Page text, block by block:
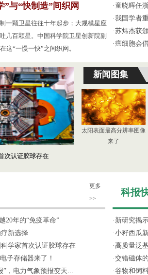
”与“快制造”间织网
一颗卫星往往十年起步；大规模星座
几百颗星。中国科学院卫星创新院副
这“一慢一快”之间织网。
·童晓晖任
·我国学者
·苏炜杰获
·癌细胞会
次认证胶球存在
新闻图集
太阳表面最高分辨率图像
来了
更多
>>
20年的“免疫革命”
新选择
学家首次认证胶球存在
子存储器来了！
”，电力气象预报变天...
科报
· 新研究揭
·小籽西瓜
· 高质量泛
·交错磁体
·谷物和饲